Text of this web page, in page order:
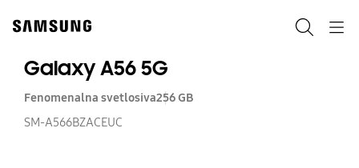
content
Galaxy A56 5G
Fenomenalna svetlosiva256 GB
SM-A566BZACEUC